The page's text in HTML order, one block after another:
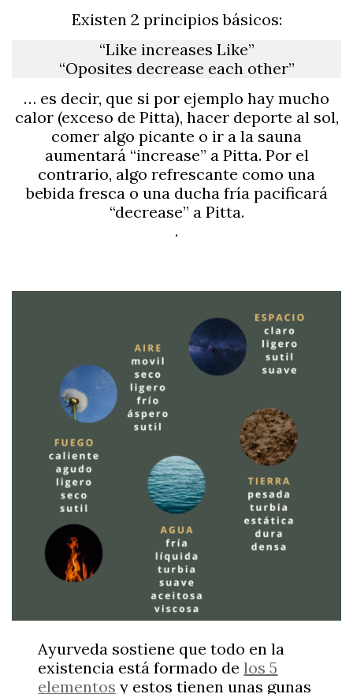
Existen 2 principios básicos:
“Like increases Like”
“Oposites decrease each other”
… es decir, que si por ejemplo hay mucho
calor (exceso de Pitta), hacer deporte al sol,
comer algo picante o ir a la sauna
aumentará “increase” a Pitta. Por el
contrario, algo refrescante como una
bebida fresca o una ducha fría pacificará
“decrease” a Pitta.
.
Ayurveda sostiene que todo en la
existencia está formado delos 5
elementos y estos tienen unas gunas